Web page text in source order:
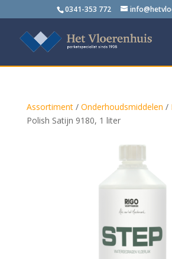
0341-353 772
Assortiment/ Onderhoudsmiddelen /
Polish Satijn 9180, 1 liter